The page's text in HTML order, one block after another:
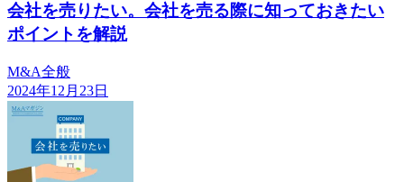
会社を売りたい。会社を売る際に知っておきたい
ポイントを解説
M&A全般
2024年12月23日